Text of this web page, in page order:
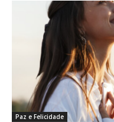
Paz e Felicidade